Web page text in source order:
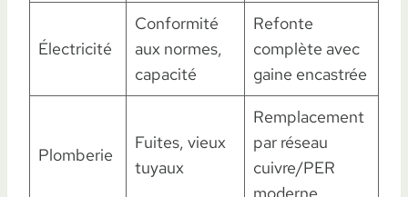
Électricité
Conformité
aux normes,
capacité
Refonte
complète avec
gaine encastrée
Plomberie
Fuites, vieux
tuyaux
Remplacement
par réseau
cuivre/PER
moderne